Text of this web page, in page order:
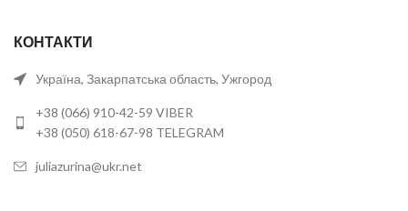
КОНТАКТИ
Україна, Закарпатська область, Ужгород
+38 (066) 910-42-59 VIBER
+38 (050) 618-67-98 TELEGRAM
juliazurina@ukr.net